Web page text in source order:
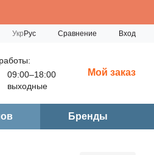
Укр Рус Сравнение Вход
09:00–18:00
выходные
Мой заказ
Бренды